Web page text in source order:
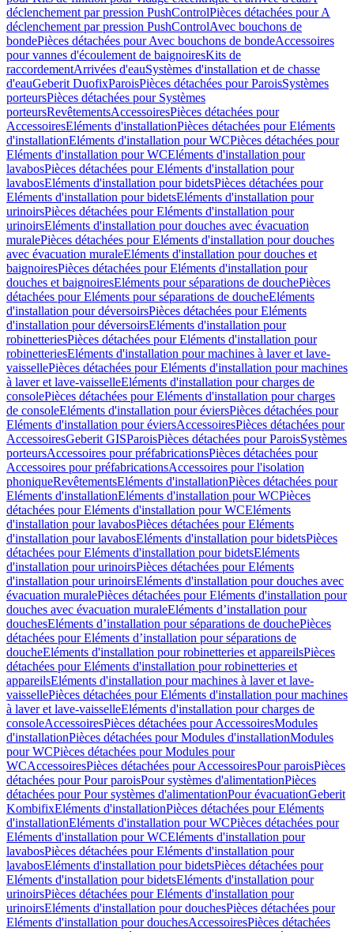
déclenchement par pression PushControlPièces détachées pour A
déclenchement par pression PushControlAvec bouchons de
bondePièces détachées pour Avec bouchons de bondeAccessoires
pour vannes d'écoulement de baignoiresKits de
raccordementArrivées d'eauSystèmes d'installation et de chasse
d'eauGeberit DuofixParoisPièces détachées pour ParoisSystèmes
porteursPièces détachées pour Systèmes
porteursRevêtementsAccessoiresPièces détachées pour
AccessoiresEléments d'installationPièces détachées pour Eléments
d'installationEléments d'installation pour WCPièces détachées pour
Eléments d'installation pour WCEléments d'installation pour
lavabosPièces détachées pour Eléments d'installation pour
lavabosEléments d'installation pour bidetsPièces détachées pour
Eléments d'installation pour bidetsEléments d'installation pour
urinoirsPièces détachées pour Eléments d'installation pour
urinoirsEléments d'installation pour douches avec évacuation
muralePièces détachées pour Eléments d'installation pour douches
avec évacuation muraleEléments d'installation pour douches et
baignoiresPièces détachées pour Eléments d'installation pour
douches et baignoiresEléments pour séparations de douchePièces
détachées pour Eléments pour séparations de doucheEléments
d'installation pour déversoirsPièces détachées pour Eléments
d'installation pour déversoirsEléments d'installation pour
robinetteriesPièces détachées pour Eléments d'installation pour
robinetteriesEléments d'installation pour machines à laver et lave-
vaissellePièces détachées pour Eléments d'installation pour machines
à laver et lave-vaisselleEléments d'installation pour charges de
consolePièces détachées pour Eléments d'installation pour charges
de consoleEléments d'installation pour éviersPièces détachées pour
Eléments d'installation pour éviersAccessoiresPièces détachées pour
AccessoiresGeberit GISParoisPièces détachées pour ParoisSystèmes
porteursAccessoires pour préfabricationsPièces détachées pour
Accessoires pour préfabricationsAccessoires pour l'isolation
phoniqueRevêtementsEléments d'installationPièces détachées pour
Eléments d'installationEléments d'installation pour WCPièces
détachées pour Eléments d'installation pour WCEléments
d'installation pour lavabosPièces détachées pour Eléments
d'installation pour lavabosEléments d'installation pour bidetsPièces
détachées pour Eléments d'installation pour bidetsEléments
d'installation pour urinoirsPièces détachées pour Eléments
d'installation pour urinoirsEléments d'installation pour douches avec
évacuation muralePièces détachées pour Eléments d'installation pour
douches avec évacuation muraleEléments d’installation pour
douchesEléments d’installation pour séparations de douchePièces
détachées pour Eléments d’installation pour séparations de
doucheEléments d'installation pour robinetteries et appareilsPièces
détachées pour Eléments d'installation pour robinetteries et
appareilsEléments d'installation pour machines à laver et lave-
vaissellePièces détachées pour Eléments d'installation pour machines
à laver et lave-vaisselleEléments d'installation pour charges de
consoleAccessoiresPièces détachées pour AccessoiresModules
d'installationPièces détachées pour Modules d'installationModules
pour WCPièces détachées pour Modules pour
WCAccessoiresPièces détachées pour AccessoiresPour paroisPièces
détachées pour Pour paroisPour systèmes d'alimentationPièces
détachées pour Pour systèmes d'alimentationPour évacuationGeberit
KombifixEléments d'installationPièces détachées pour Eléments
d'installationEléments d'installation pour WCPièces détachées pour
Eléments d'installation pour WCEléments d'installation pour
lavabosPièces détachées pour Eléments d'installation pour
lavabosEléments d'installation pour bidetsPièces détachées pour
Eléments d'installation pour bidetsEléments d'installation pour
urinoirsPièces détachées pour Eléments d'installation pour
urinoirsEléments d'installation pour douchesPièces détachées pour
Eléments d'installation pour douchesAccessoiresPièces détachées